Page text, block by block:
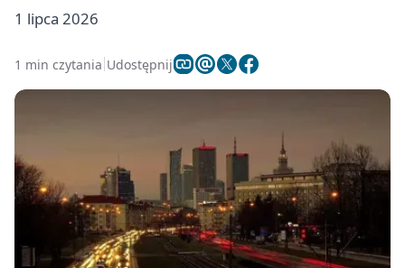
1 lipca 2026
1 min czytania Udostępnij